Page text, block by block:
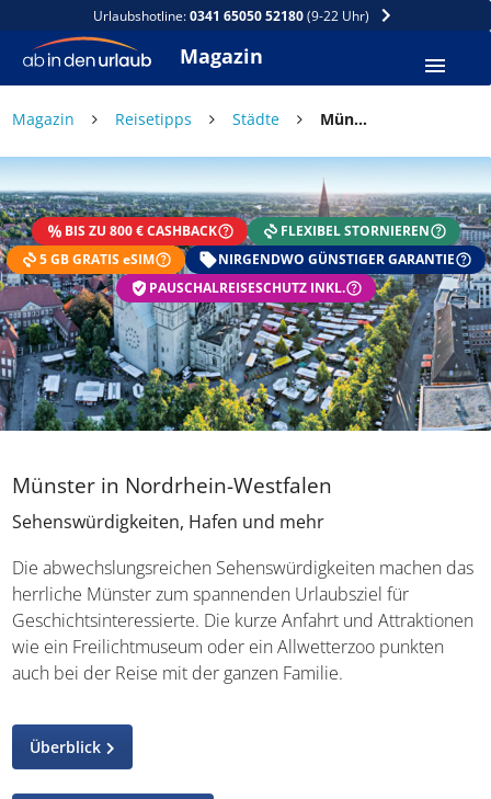
Urlaubshotline:0341 65050 52180(9-22 Uhr)
Magazin
Magazin Reisetipps Städte Münster in Nordrhein-Westfalen
BIS ZU 800 € CASHBACK
FLEXIBEL STORNIEREN
5 GB GRATIS eSIM
NIRGENDWO GÜNSTIGER GARANTIE
PAUSCHALREISESCHUTZ INKL.
Münster in Nordrhein-Westfalen
Sehenswürdigkeiten, Hafen und mehr
Die abwechslungsreichen Sehenswürdigkeiten machen das
herrliche Münster zum spannenden Urlaubsziel für
Geschichtsinteressierte. Die kurze Anfahrt und Attraktionen
wie ein Freilichtmuseum oder ein Allwetterzoo punkten
auch bei der Reise mit der ganzen Familie.
Überblick